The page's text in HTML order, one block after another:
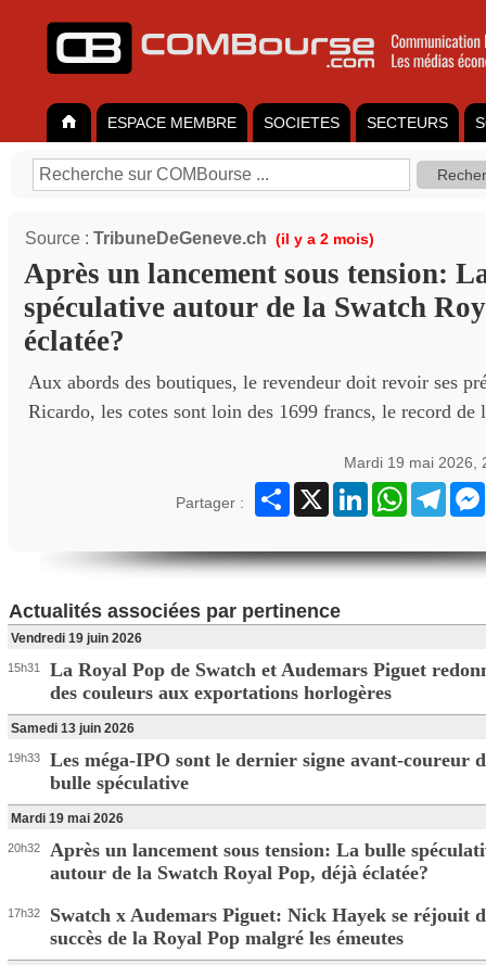
ESPACE MEMBRE SOCIETES SECTEURS
Source : TribuneDeGeneve.ch (il y a 2 mois)
Après un lancement sous tension:
spéculative autour de la Swatch
éclatée?
Aux abords des boutiques, le revendeur doit revoir ses
Ricardo, les cotes sont loin des 1699 francs, le record de
Mardi 19 mai 2026,
Partager :
Partager
X LinkedInWhatsApp
Actualités associées par pertinence
Vendredi 19 juin 2026
15h31
La Royal Pop de Swatch et Audemars Piguet
des couleurs aux exportations horlogères
Samedi 13 juin 2026
19h33
Les méga-IPO sont le dernier signe avant-coureur
bulle spéculative
Mardi 19 mai 2026
20h32
Après un lancement sous tension: La bulle
autour de la Swatch Royal Pop, déjà éclatée?
17h32
Swatch x Audemars Piguet: Nick Hayek se réjouit
succès de la Royal Pop malgré les émeutes